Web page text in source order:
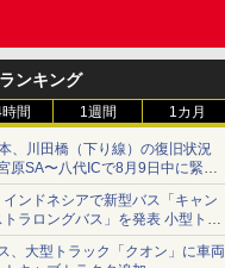
ンキング
間 1週間 1カ月
、川田橋（下り線）の復旧状況
原SA〜八代ICで8月9日中に緊急
能に
ンドネシアで新型バス「キャン
ラロングバス」を発表 小型トラ
光・旅客輸送向けバス
、大型トラック「クオン」に車両